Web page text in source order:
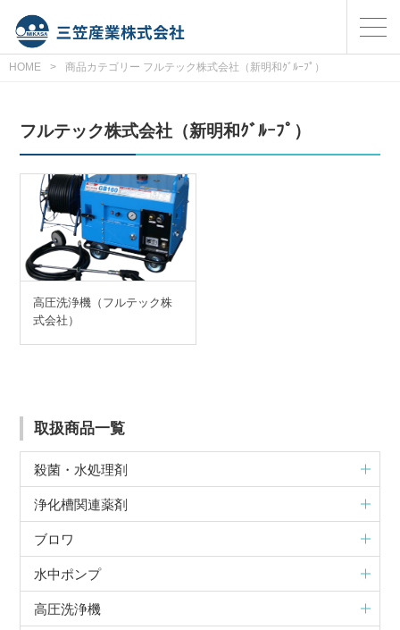
HOME > 商品カテゴリー フルテック株式会社（新明和ｸﾞﾙｰﾌﾟ）
フルテック株式会社（新明和ｸﾞﾙｰﾌﾟ）
高圧洗浄機（フルテック株
式会社）
取扱商品一覧
殺菌・水処理剤
浄化槽関連薬剤
ブロワ
水中ポンプ
高圧洗浄機